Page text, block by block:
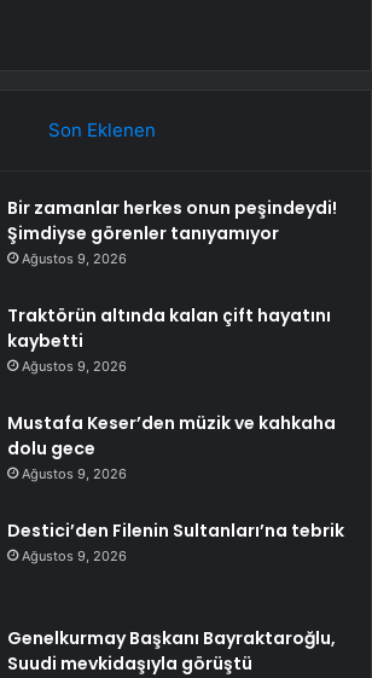
Son Eklenen
Bir zamanlar herkes onun peşindeydi!
Şimdiyse görenler tanıyamıyor
Ağustos 9, 2026
Traktörün altında kalan çift hayatını
kaybetti
Ağustos 9, 2026
Mustafa Keser’den müzik ve kahkaha
dolu gece
Ağustos 9, 2026
Destici’den Filenin Sultanları’na tebrik
Ağustos 9, 2026
Genelkurmay Başkanı Bayraktaroğlu,
Suudi mevkidaşıyla görüştü